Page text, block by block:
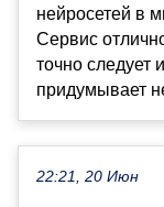
нейросетей в
Сервис
точно следует
придумывает
22:21, 20 Июн